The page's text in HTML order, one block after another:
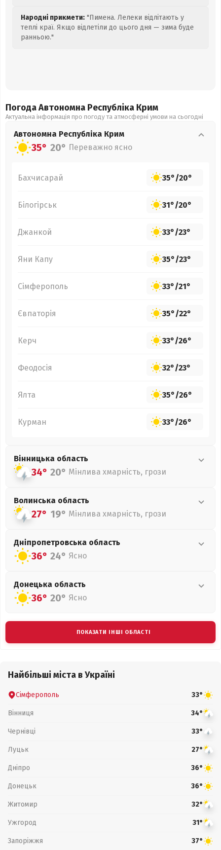
Народні прикмети: "Пимена. Лелеки відлітають у
теплі краї. Якщо відлетіли до цього дня — зима буде
ранньою."
Погода Автономна Республіка Крим
Актуальна інформація про погоду та атмосферні умови на сьогодні
Автономна Республіка Крим
35° 20° Переважно ясно
Бахчисарай 35°/20°
Білогірськ 31°/20°
Джанкой 33°/23°
Яни Капу 35°/23°
Сімферополь 33°/21°
Євпаторія 35°/22°
Керч 33°/26°
Феодосія 32°/23°
Ялта 35°/26°
Курман 33°/26°
Вінницька область
34° 20° Мінлива хмарність, грози
Волинська область
27° 19° Мінлива хмарність, грози
Дніпропетровська область
36° 24° Ясно
Донецька область
36° 20° Ясно
ПОКАЗАТИ ІНШІ ОБЛАСТІ
Найбільші міста в Україні
Сімферополь 33°
Вінниця 34°
Чернівці 33°
Луцьк 27°
Дніпро 36°
Донецьк 36°
Житомир 32°
Ужгород 31°
Запоріжжя 37°